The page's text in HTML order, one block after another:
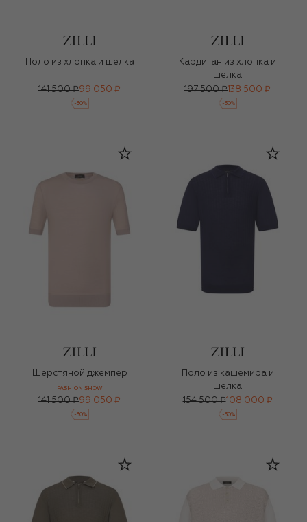
Поло из хлопка и шелка
141 500 ₽99 050 ₽
-30%
Кардиган из хлопка и
шелка
197 500 ₽ 138 500 ₽
-30%
Шерстяной джемпер
FASHION SHOW
141 500 ₽99 050 ₽
-30%
Поло из кашемира и
шелка
154 500 ₽108 000 ₽
-30%